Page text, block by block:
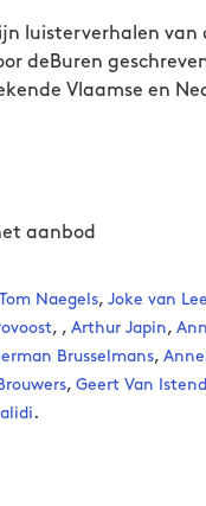
luisterverhalen van
deBuren
Vlaamse en
aanbod
Tom Naegels, Joke van
, , Arthur Japin,
Brusselmans,
, Geert Van
.